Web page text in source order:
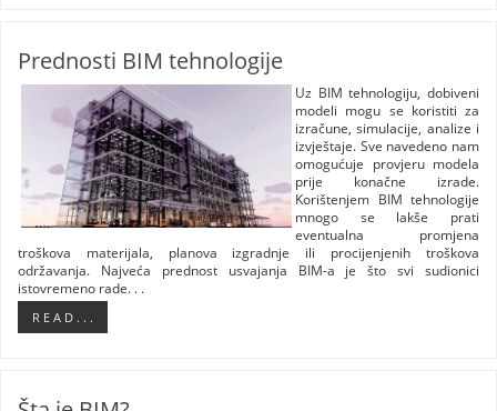
Prednosti BIM tehnologije
Uz BIM tehnologiju, dobiveni
modeli mogu se koristiti za
izračune, simulacije, analize i
izvještaje. Sve navedeno nam
omogućuje provjeru modela
prije konačne izrade.
Korištenjem BIM tehnologije
mnogo se lakše prati
eventualna promjena
troškova materijala, planova izgradnje ili procijenjenih troškova
održavanja. Najveća prednost usvajanja BIM-a je što svi sudionici
istovremeno rade. . .
R E A D . . .